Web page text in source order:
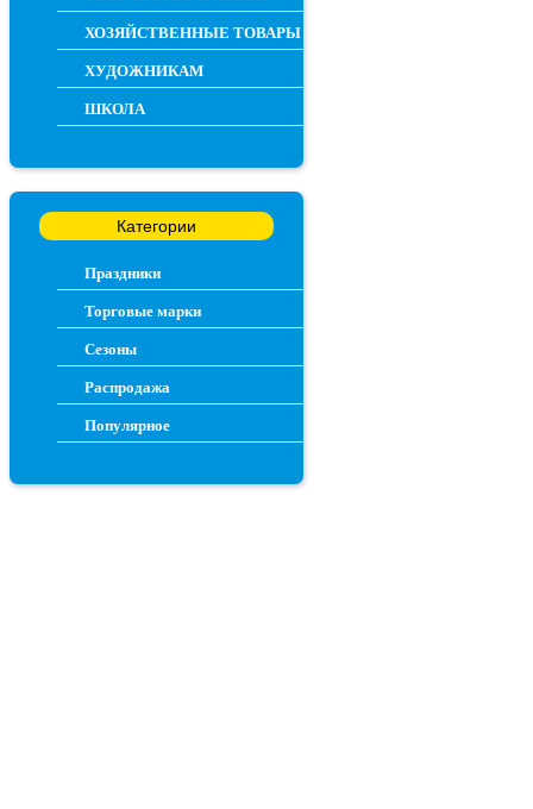
ХОЗЯЙСТВЕННЫЕ ТОВАРЫ
ХУДОЖНИКАМ
ШКОЛА
Категории
Праздники
Торговые марки
Сезоны
Распродажа
Популярное